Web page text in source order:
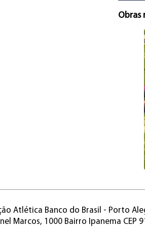
Obras
Atlética Banco do Brasil - Porto
Marcos, 1000 Bairro Ipanema CEP